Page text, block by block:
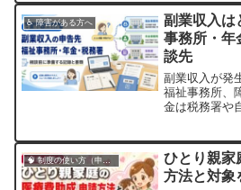
♿ 障害がある方へ
副業収入は
事務所・年
談先
副業収入が発
福祉事務所、
金は税務署や
🧠 制度の使い方（申請・相談など）
ひとり親家
方法と対象